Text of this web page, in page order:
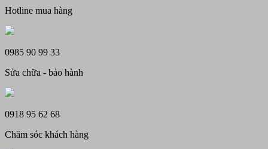
Hotline mua hàng
0985 90 99 33
Sửa chữa - bảo hành
0918 95 62 68
Chăm sóc khách hàng